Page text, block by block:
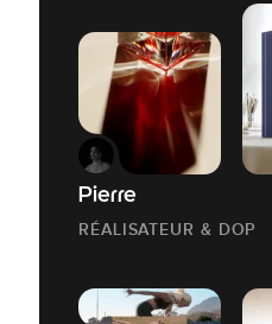
Pierre
RÉALISATEUR & DOP